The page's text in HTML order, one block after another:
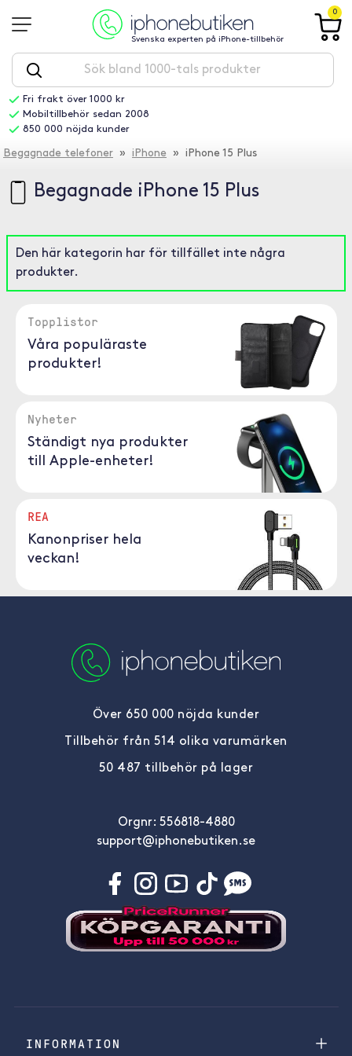
Svenska experten på iPhone-tillbehör
0
Fri frakt över 1000 kr
Mobiltillbehör sedan 2008
850 000 nöjda kunder
Begagnade telefoner » iPhone » iPhone 15 Plus
Begagnade iPhone 15 Plus
Den här kategorin har för tillfället inte några
produkter.
Topplistor
Våra populäraste
produkter!
Nyheter
Ständigt nya produkter
till Apple-enheter!
REA
Kanonpriser hela
veckan!
Över 650 000 nöjda kunder
Tillbehör från 514 olika varumärken
50 487 tillbehör på lager
Orgnr: 556818-4880
support@iphonebutiken.se
INFORMATION